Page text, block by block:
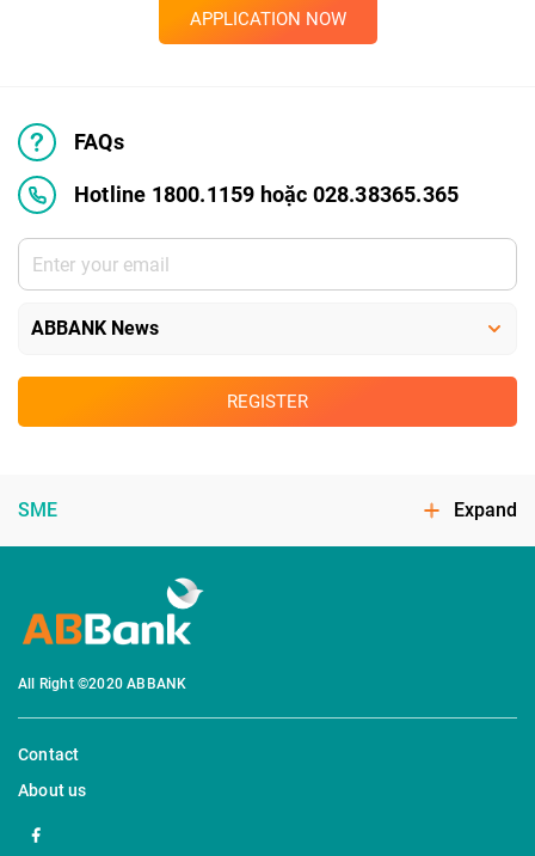
APPLICATION NOW
FAQs
Hotline 1800.1159 hoặc 028.38365.365
REGISTER
SME Expand
All Right ©2020 ABBANK
Contact
About us